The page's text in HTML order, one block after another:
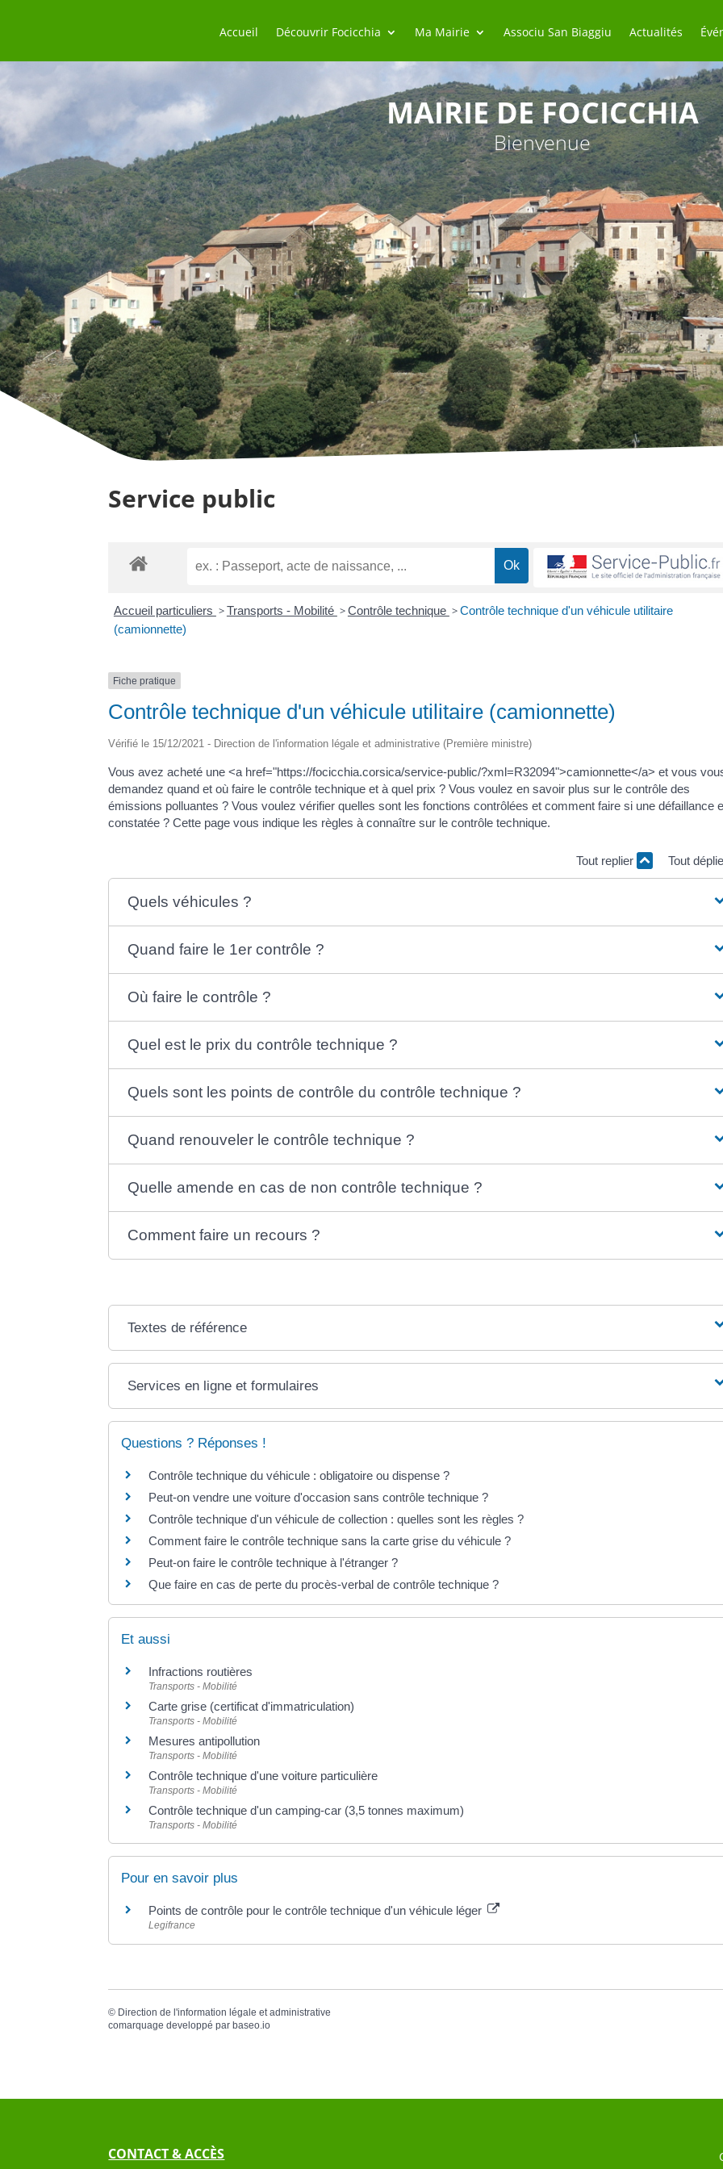
Accueil Découvrir Focicchia Ma Mairie Associu San Biaggiu Actualités
MAIRIE DE FOCICCHIA
Bienvenue
Service public
Accueil particuliers >Transports - Mobilité >Contrôle technique >Contrôle technique d'un véhicule utilitaire
(camionnette)
Fiche pratique
Contrôle technique d'un véhicule utilitaire (camionnette)
Vérifié le 15/12/2021 - Direction de l'information légale et administrative (Première ministre)
Vous avez acheté une <a href="https://focicchia.corsica/service-public/?xml=R32094">camionnette</a> et vous
demandez quand et où faire le contrôle technique et à quel prix ? Vous voulez en savoir plus sur le contrôle des
émissions polluantes ? Vous voulez vérifier quelles sont les fonctions contrôlées et comment faire si une défaillance
constatée ? Cette page vous indique les règles à connaître sur le contrôle technique.
Tout replier Tout
Quels véhicules ?
Quand faire le 1er contrôle ?
Où faire le contrôle ?
Quel est le prix du contrôle technique ?
Quels sont les points de contrôle du contrôle technique ?
Quand renouveler le contrôle technique ?
Quelle amende en cas de non contrôle technique ?
Comment faire un recours ?
Textes de référence
Services en ligne et formulaires
Questions ? Réponses !
Contrôle technique du véhicule : obligatoire ou dispense ?
Peut-on vendre une voiture d'occasion sans contrôle technique ?
Contrôle technique d'un véhicule de collection : quelles sont les règles ?
Comment faire le contrôle technique sans la carte grise du véhicule ?
Peut-on faire le contrôle technique à l'étranger ?
Que faire en cas de perte du procès-verbal de contrôle technique ?
Et aussi
Infractions routières
Transports - Mobilité
Carte grise (certificat d'immatriculation)
Transports - Mobilité
Mesures antipollution
Transports - Mobilité
Contrôle technique d'une voiture particulière
Transports - Mobilité
Contrôle technique d'un camping-car (3,5 tonnes maximum)
Transports - Mobilité
Pour en savoir plus
Points de contrôle pour le contrôle technique d'un véhicule léger
Legifrance
© Direction de l'information légale et administrative
comarquage developpé parbaseo.io
CONTACT & ACCÈS